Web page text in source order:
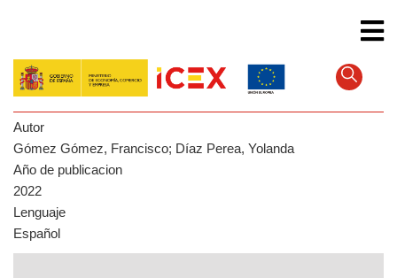
content
Autor
Gómez Gómez, Francisco; Díaz Perea, Yolanda
Año de publicacion
2022
Lenguaje
Español